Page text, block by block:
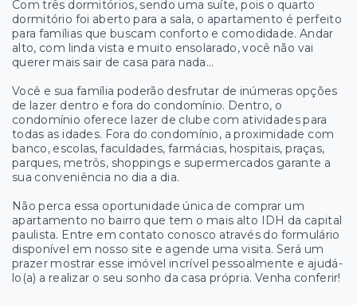
Com três dormitórios, sendo uma suíte, pois o quarto
dormitório foi aberto para a sala, o apartamento é perfeito
para famílias que buscam conforto e comodidade. Andar
alto, com linda vista e muito ensolarado, você não vai
querer mais sair de casa para nada...
Você e sua família poderão desfrutar de inúmeras opções
de lazer dentro e fora do condomínio. Dentro, o
condomínio oferece lazer de clube com atividades para
todas as idades. Fora do condomínio, a proximidade com
banco, escolas, faculdades, farmácias, hospitais, praças,
parques, metrôs, shoppings e supermercados garante a
sua conveniência no dia a dia.
Não perca essa oportunidade única de comprar um
apartamento no bairro que tem o mais alto IDH da capital
paulista. Entre em contato conosco através do formulário
disponível em nosso site e agende uma visita. Será um
prazer mostrar esse imóvel incrível pessoalmente e ajudá-
lo(a) a realizar o seu sonho da casa própria. Venha conferir!